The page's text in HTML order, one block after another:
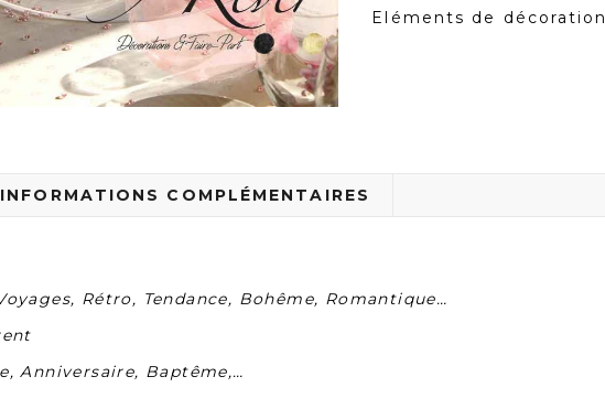
Eléments de décoration
INFORMATIONS COMPLÉMENTAIRES
Rétro, Tendance, Bohême, Romantique…
Anniversaire, Baptême,…